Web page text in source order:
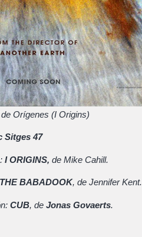
Orígenes (I Origins)
Sitges 47
I ORIGINS, de Mike Cahill.
THE BABADOOK, de Jennifer Kent.
CUB, deJonas Govaerts.